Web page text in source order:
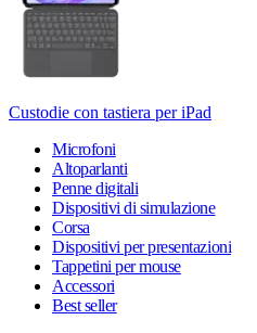
Custodie con tastiera per iPad
Microfoni
Altoparlanti
Penne digitali
Dispositivi di simulazione
Corsa
Dispositivi per presentazioni
Tappetini per mouse
Accessori
Best seller